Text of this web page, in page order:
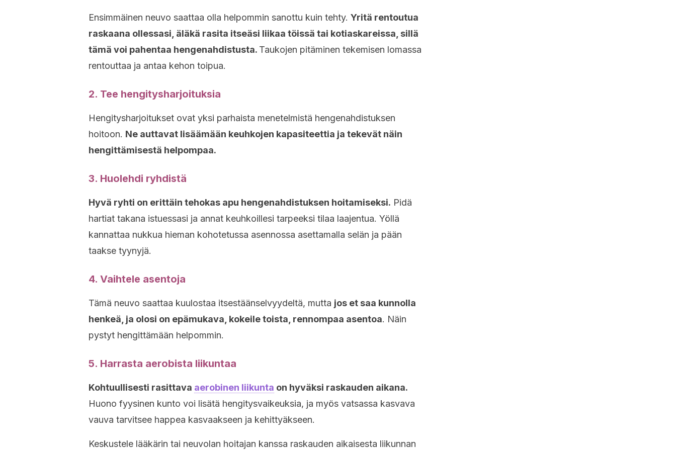
Ensimmäinen neuvo saattaa olla helpommin sanottu kuin tehty. Yritä rentoutua
raskaana ollessasi, äläkä rasita itseäsi liikaa töissä tai kotiaskareissa, sillä
tämä voi pahentaa hengenahdistusta. Taukojen pitäminen tekemisen lomassa
rentouttaa ja antaa kehon toipua.
2. Tee hengitysharjoituksia
Hengitysharjoitukset ovat yksi parhaista menetelmistä hengenahdistuksen
hoitoon. Ne auttavat lisäämään keuhkojen kapasiteettia ja tekevät näin
hengittämisestä helpompaa.
3. Huolehdi ryhdistä
Hyvä ryhti on erittäin tehokas apu hengenahdistuksen hoitamiseksi. Pidä
hartiat takana istuessasi ja annat keuhkoillesi tarpeeksi tilaa laajentua. Yöllä
kannattaa nukkua hieman kohotetussa asennossa asettamalla selän ja pään
taakse tyynyjä.
4. Vaihtele asentoja
Tämä neuvo saattaa kuulostaa itsestäänselvyydeltä, mutta jos et saa kunnolla
henkeä, ja olosi on epämukava, kokeile toista, rennompaa asentoa. Näin
pystyt hengittämään helpommin.
5. Harrasta aerobista liikuntaa
Kohtuullisesti rasittava aerobinen liikunta on hyväksi raskauden aikana.
Huono fyysinen kunto voi lisätä hengitysvaikeuksia, ja myös vatsassa kasvava
vauva tarvitsee happea kasvaakseen ja kehittyäkseen.
Keskustele lääkärin tai neuvolan hoitajan kanssa raskauden aikaisesta liikunnan